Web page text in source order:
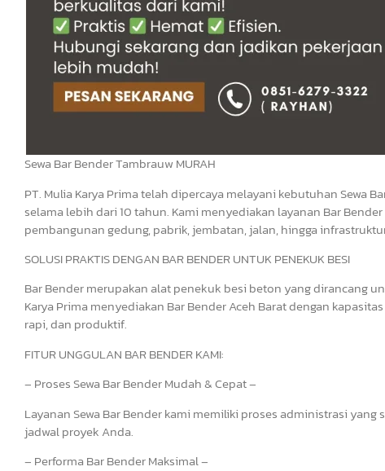
Sewa Bar Bender Tambrauw MURAH
PT. Mulia Karya Prima telah dipercaya melayani kebutuhan Sewa
selama lebih dari 10 tahun. Kami menyediakan layanan Bar
pembangunan gedung, pabrik, jembatan, jalan, hingga
SOLUSI PRAKTIS DENGAN BAR BENDER UNTUK PENEKUK BESI
Bar Bender merupakan alat penekuk besi beton yang dirancang
Karya Prima menyediakan Bar Bender Aceh Barat dengan
rapi, dan produktif.
FITUR UNGGULAN BAR BENDER KAMI:
– Proses Sewa Bar Bender Mudah & Cepat –
Layanan Sewa Bar Bender kami memiliki proses administrasi
jadwal proyek Anda.
– Performa Bar Bender Maksimal –